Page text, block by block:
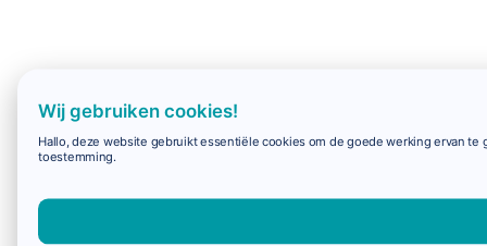
Wij gebruiken cookies!
Hallo, deze website gebruikt essentiële cookies om de goede werking ervan
toestemming.